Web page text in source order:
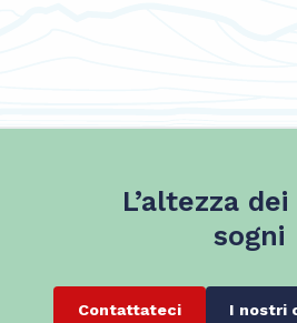
L’altezza
sogni
Contattateci I nostri